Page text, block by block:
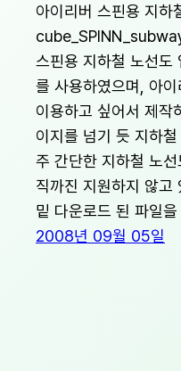
아이리버 스핀용 지하
스핀용 지하철 노선도
를 사용하였으며, 아
이용하고 싶어서 제작
이지를 넘기 듯 지하
주 간단한 지하철 노
직까진 지원하지 않고
밑 다운로드 된 파일
2008년 09월 05일